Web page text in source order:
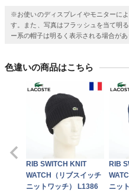
※お使いのディスプレイやモニターに
す。また、写真はフラッシュを当て明
ー系の帽子は明るく表示される場合があ
色違いの商品はこちら
RIB SWITCH KNIT
WATCH（リブスイッチ
ニットワッチ） L1386
RIB
ニッ